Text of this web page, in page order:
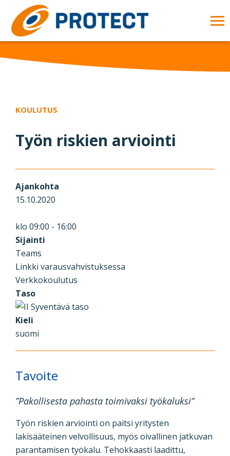
Skip to main content
KOULUTUS
Työn riskien arviointi
Ajankohta
15.10.2020
klo 09:00 - 16:00
Sijainti
Teams
Linkki varausvahvistuksessa
Verkkokoulutus
Taso
Kieli
suomi
Tavoite
”Pakollisesta pahasta toimivaksi työkaluksi”
Työn riskien arviointi on paitsi yritysten
lakisääteinen velvollisuus, myös oivallinen jatkuvan
parantamisen työkalu. Tehokkaasti laadittu,